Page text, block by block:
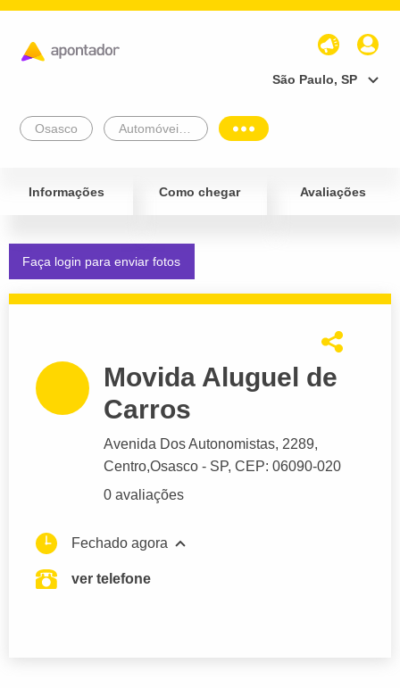
São Paulo, SP
Osasco
Informações Como chegar Avaliações
Faça login para enviar fotos
Movida Aluguel de
Carros
Avenida Dos Autonomistas, 2289,
Centro,Osasco - SP, CEP: 06090-020
0 avaliações
Fechado agora
ver telefone